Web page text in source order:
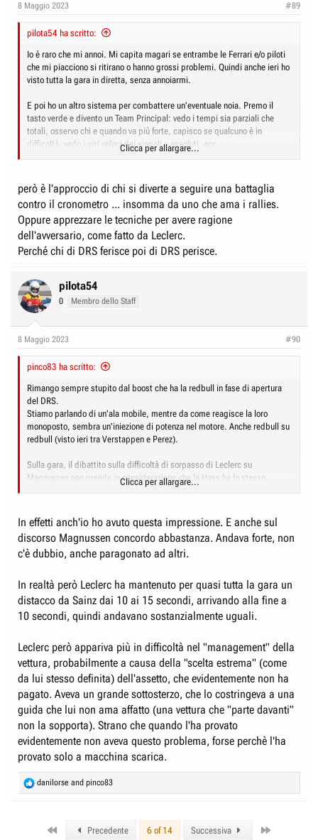
8 Maggio 2023 #89
pilota54 ha scritto:
Io è raro che mi annoi. Mi capita magari se entrambe le Ferrari e/o piloti
che mi piacciono si ritirano o hanno grossi problemi. Quindi anche ieri ho
visto tutta la gara in diretta, senza annoiarmi.
E poi ho un altro sistema per combattere un'eventuale noia. Premo il
tasto verde e divento un Team Principal: vedo i tempi sia parziali che
totali, osservo chi e quando va più forte, capisco se qualcuno è in
difficoltà, vedo i giri veloci dei singoli e assoluti, ecc..
Clicca per allargare...
però è l'approccio di chi si diverte a seguire una battaglia
contro il cronometro ... insomma da uno che ama i rallies.
Oppure apprezzare le tecniche per avere ragione
dell'avversario, come fatto da Leclerc.
Perché chi di DRS ferisce poi di DRS perisce.
pilota54
0 Membro dello Staff
8 Maggio 2023 #90
pinco83 ha scritto:
Rimango sempre stupito dal boost che ha la redbull in fase di apertura
del DRS.
Stiamo parlando di un'ala mobile, mentre da come reagisce la loro
monoposto, sembra un'iniezione di potenza nel motore. Anche redbull su
redbull (visto ieri tra Verstappen e Perez).
Sulla gara, il dibattito sulla difficoltà di sorpasso di Leclerc su
Magnussen non prende in considerazione che la Hass ha lo stesso
motore della Ferrari, e anche un ottimo tecnico (Stella). In più Magnussen
Poi ieri ho visto molta più fatica in Leclerc che in Sainz.
Clicca per allargare...
In effetti anch'io ho avuto questa impressione. E anche sul
discorso Magnussen concordo abbastanza. Andava forte, non
c'è dubbio, anche paragonato ad altri.
In realtà però Leclerc ha mantenuto per quasi tutta la gara un
distacco da Sainz dai 10 ai 15 secondi, arrivando alla fine a
10 secondi, quindi andavano sostanzialmente uguali.
Leclerc però appariva più in difficoltà nel "management" della
vettura, probabilmente a causa della "scelta estrema" (come
da lui stesso definita) dell'assetto, che evidentemente non ha
pagato. Aveva un grande sottosterzo, che lo costringeva a una
guida che lui non ama affatto (una vettura che "parte davanti"
non la sopporta). Strano che quando l'ha provato
evidentemente non aveva questo problema, forse perchè l'ha
provato solo a macchina scarica.
R
e
danilorse and pinco83
Precedente 6 of 14 Successiva